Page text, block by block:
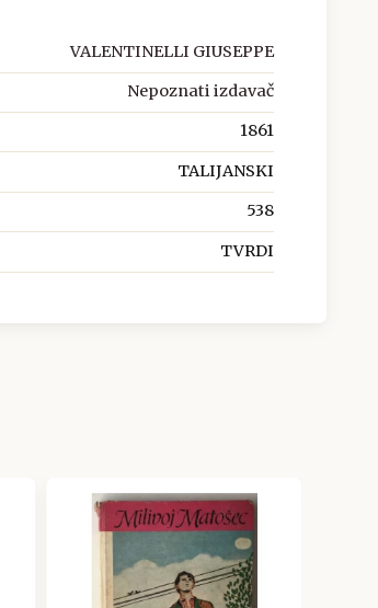
VALENTINELLI GIUSEPPE
Nepoznati izdavač
1861
TALIJANSKI
538
TVRDI